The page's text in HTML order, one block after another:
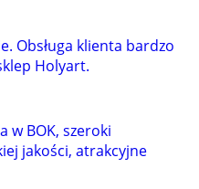
Obsługa klienta bardzo
Holyart.
w BOK, szeroki
jakości, atrakcyjne